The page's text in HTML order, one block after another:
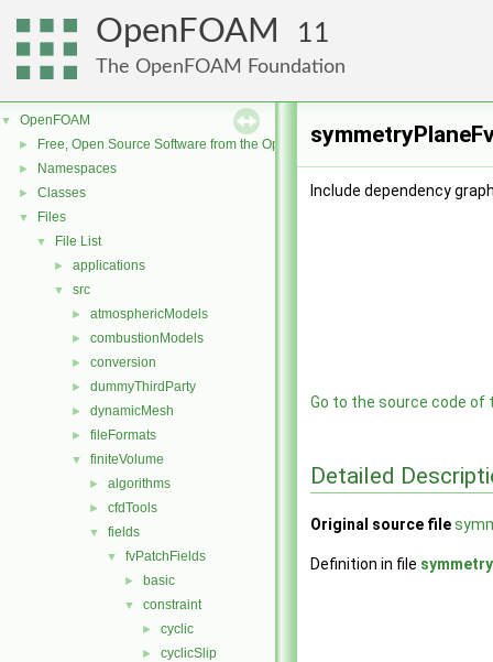
OpenFOAM 11
The OpenFOAM Foundation
▼ OpenFOAM
► Free, Open Source Software from the OpenFOAM Foundation
► Namespaces
► Classes
▼ Files
▼ File List
► applications
▼ src
► atmosphericModels
► combustionModels
► conversion
► dummyThirdParty
► dynamicMesh
► fileFormats
▼ finiteVolume
► algorithms
► cfdTools
▼ fields
▼ fvPatchFields
► basic
▼ constraint
► cyclic
► cyclicSlip
Include dependency
Go to the source code of
Detailed
Original source file
Definition in file